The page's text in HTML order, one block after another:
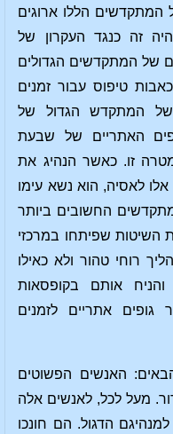
המתקדשים הללו ארוגים
זה כנגד העקרון של
של המתקדשים הגדולים
טיפוס עבור זמנים
של המתקדש הגדול של
האתריים של שבעת
זו. כאשר הנהיג את
לאסיה, הוא נשא עימו
החשובים ביותר
השיטות שפיתחו במרכזי
רוחי טהור ולא כאילו
אותם בקופסאות
אתריים לזמנים
האנשים הפשוטים
מעל לכל, לאנשים אלה
הדגול. הם חונכו